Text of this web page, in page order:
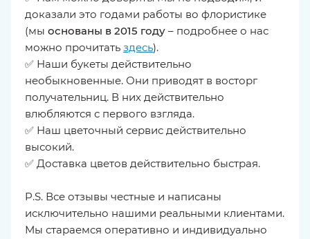
доказали это годами работы во флористике
(мы основаны в 2015 году – подробнее о нас
можно прочитать здесь).
✅ Наши букеты действительно
необыкновенные. Они приводят в восторг
получательниц. В них действительно
влюбляются с первого взгляда.
✅ Наш цветочный сервис действительно
высокий.
✅ Доставка цветов действительно быстрая.
P.S. Все отзывы честные и написаны
исключительно нашими реальными клиентами.
Мы стараемся оперативно и индивидуально